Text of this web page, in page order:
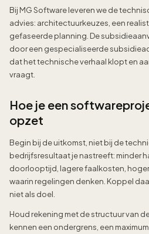
Bij MG Software leveren we de
advies: architectuurkeuzes, een
gefaseerde planning. De
door een gespecialiseerde
dat het technische verhaal klopt en
vraagt.
Hoe je een
opzet
Begin bij de uitkomst, niet bij de
bedrijfsresultaat je nastreeft: minder
doorlooptijd, lagere faalkosten,
waarin regelingen denken. Koppel
niet als doel.
Houd rekening met de structuur van
kennen een ondergrens, een